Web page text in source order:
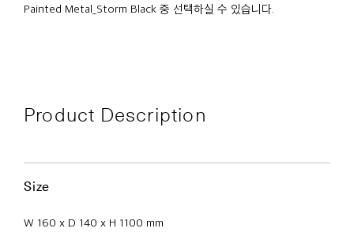
Painted Metal_Storm Black 중 선택하실 수 있습니다.
Product Description
Size
W 160 x D 140 x H 1100 mm